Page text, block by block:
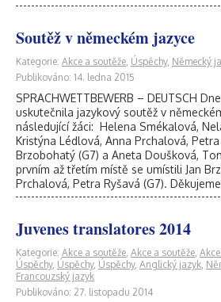
Soutěž v německém jazyce
Kategorie: Akce a soutěže, Úspěchy, Německý
Publikováno: 14. ledna 2015
SPRACHWETTBEWERB – DEUTSCH
uskutečnila jazykový soutěž v
následující žáci: Helena Smékalová,
Kristýna Lédlová, Anna Prchalová, Petra
Brzobohatý (G7) a Aneta Doušková,
prvním až třetím místě se umístili Jan
Prchalová, Petra Ryšavá (G7).
Juvenes translatores 2014
Kategorie: Akce a soutěže, Akce a soutěže,
Úspěchy, Úspěchy, Úspěchy, Anglický jazyk,
Francouzský jazyk
Publikováno: 27. listopadu 2014